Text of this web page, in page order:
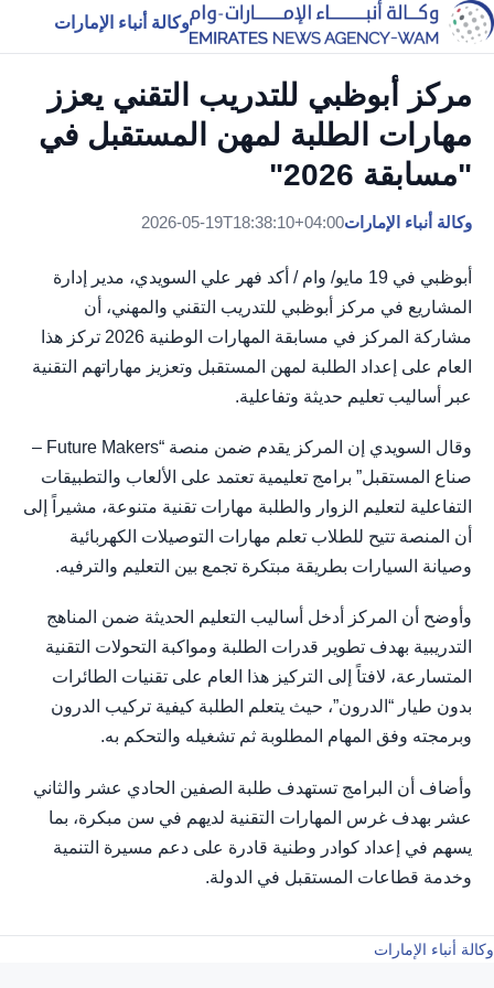
وكالة أنباء الإمارات
مركز أبوظبي للتدريب التقني يعزز
مهارات الطلبة لمهن المستقبل في
"مسابقة 2026"
وكالة أنباء الإمارات2026-05-19T18:38:10+04:00
أبوظبي في 19 مايو/ وام / أكد فهر علي السويدي، مدير إدارة
المشاريع في مركز أبوظبي للتدريب التقني والمهني، أن
مشاركة المركز في مسابقة المهارات الوطنية 2026 تركز هذا
العام على إعداد الطلبة لمهن المستقبل وتعزيز مهاراتهم التقنية
عبر أساليب تعليم حديثة وتفاعلية.
وقال السويدي إن المركز يقدم ضمن منصة “Future Makers –
صناع المستقبل” برامج تعليمية تعتمد على الألعاب والتطبيقات
التفاعلية لتعليم الزوار والطلبة مهارات تقنية متنوعة، مشيراً إلى
أن المنصة تتيح للطلاب تعلم مهارات التوصيلات الكهربائية
وصيانة السيارات بطريقة مبتكرة تجمع بين التعليم والترفيه.
وأوضح أن المركز أدخل أساليب التعليم الحديثة ضمن المناهج
التدريبية بهدف تطوير قدرات الطلبة ومواكبة التحولات التقنية
المتسارعة، لافتاً إلى التركيز هذا العام على تقنيات الطائرات
بدون طيار “الدرون”، حيث يتعلم الطلبة كيفية تركيب الدرون
وبرمجته وفق المهام المطلوبة ثم تشغيله والتحكم به.
وأضاف أن البرامج تستهدف طلبة الصفين الحادي عشر والثاني
عشر بهدف غرس المهارات التقنية لديهم في سن مبكرة، بما
يسهم في إعداد كوادر وطنية قادرة على دعم مسيرة التنمية
وخدمة قطاعات المستقبل في الدولة.
وكالة أنباء الإمارات